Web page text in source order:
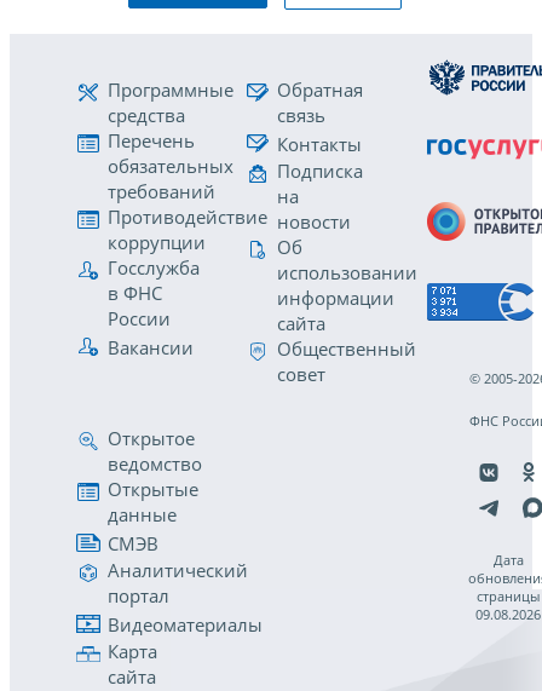
Программные
средства
Перечень
обязательных
требований
Противодействие
коррупции
Госслужба
в ФНС
России
Вакансии
Обратная
связь
Контакты
Подписка
на
новости
Об
использовании
информации
сайта
Общественный
совет
Открытое
ведомство
Открытые
данные
СМЭВ
Аналитический
портал
Видеоматериалы
Карта
сайта
© 2005-
ФНС
Дата
страницы
09.08.2026